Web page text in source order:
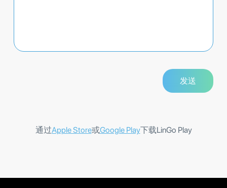
通过Apple Store或Google Play下载LinGo Play